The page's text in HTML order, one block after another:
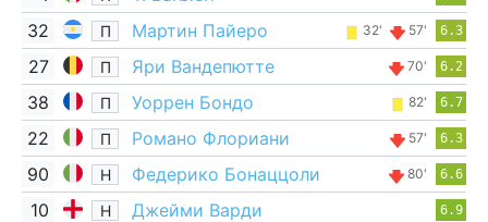
32 П Мартин Пайеро 32' 57' 6.3
27 П Яри Вандепютте 70' 6.2
38 П Уоррен Бондо 82' 6.7
22 П Романо Флориани 57' 6.3
90 Н Федерико Бонаццоли 80' 6.6
10 Н Джейми Варди 6.9